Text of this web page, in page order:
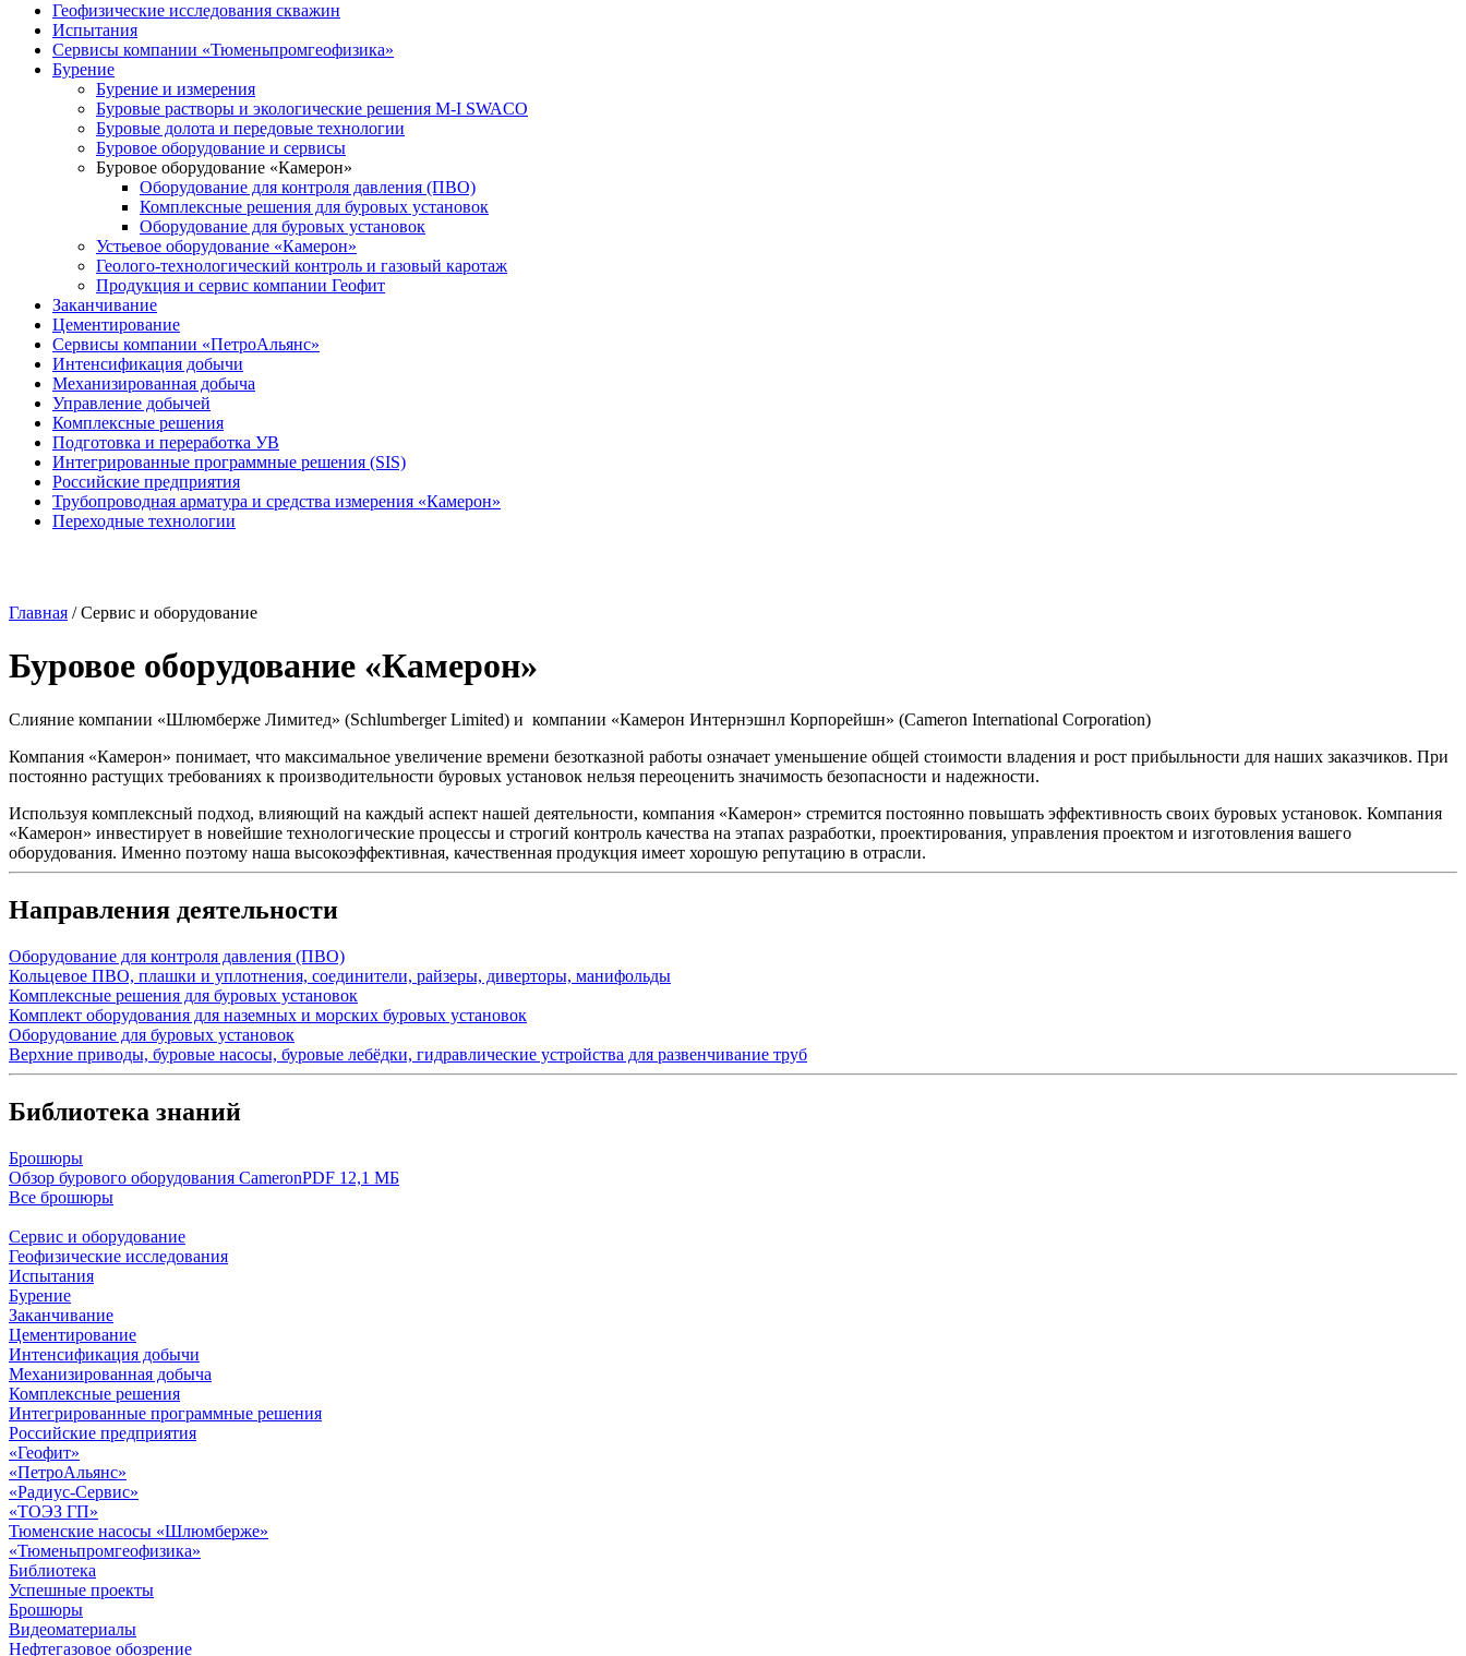
Геофизические исследования скважин
Испытания
Сервисы компании «Тюменьпромгеофизика»
Бурение
Бурение и измерения
Буровые растворы и экологические решения M-I SWACO
Буровые долота и передовые технологии
Буровое оборудование и сервисы
Буровое оборудование «Камерон»
Оборудование для контроля давления (ПВО)
Комплексные решения для буровых установок
Оборудование для буровых установок
Устьевое оборудование «Камерон»
Геолого-технологический контроль и газовый каротаж
Продукция и сервис компании Геофит
Заканчивание
Цементирование
Сервисы компании «ПетроАльянс»
Интенсификация добычи
Механизированная добыча
Управление добычей
Комплексные решения
Подготовка и переработка УВ
Интегрированные программные решения (SIS)
Российские предприятия
Трубопроводная арматура и средства измерения «Камерон»
Переходные технологии
Главная /Сервис и оборудование
Буровое оборудование «Камерон»
Слияние компании «Шлюмберже Лимитед» (Schlumberger Limited) и компании «Камерон Интернэшнл Корпорейшн» (Cameron International Corporation)
Компания «Камерон» понимает, что максимальное увеличение времени безотказной работы означает уменьшение общей стоимости владения и рост прибыльности для наших заказчиков. При
постоянно растущих требованиях к производительности буровых установок нельзя переоценить значимость безопасности и надежности.
Используя комплексный подход, влияющий на каждый аспект нашей деятельности, компания «Камерон» стремится постоянно повышать эффективность своих буровых установок. Компания
«Камерон» инвестирует в новейшие технологические процессы и строгий контроль качества на этапах разработки, проектирования, управления проектом и изготовления вашего
оборудования. Именно поэтому наша высокоэффективная, качественная продукция имеет хорошую репутацию в отрасли.
Направления деятельности
Оборудование для контроля давления (ПВО)
Кольцевое ПВО, плашки и уплотнения, соединители, райзеры, диверторы, манифольды
Комплексные решения для буровых установок
Комплект оборудования для наземных и морских буровых установок
Оборудование для буровых установок
Верхние приводы, буровые насосы, буровые лебёдки, гидравлические устройства для развенчивание труб
Библиотека знаний
Брошюры
Обзор бурового оборудования CameronPDF 12,1 МБ
Все брошюры
Сервис и оборудование
Геофизические исследования
Испытания
Бурение
Заканчивание
Цементирование
Интенсификация добычи
Механизированная добыча
Комплексные решения
Интегрированные программные решения
Российские предприятия
«Геофит»
«ПетроАльянс»
«Радиус-Сервис»
«ТОЭЗ ГП»
Тюменские насосы «Шлюмберже»
«Тюменьпромгеофизика»
Библиотека
Успешные проекты
Брошюры
Видеоматериалы
Нефтегазовое обозрение